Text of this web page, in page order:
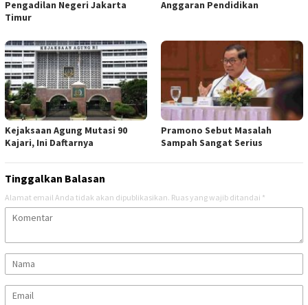
Pengadilan Negeri Jakarta
Timur
Anggaran Pendidikan
Kejaksaan Agung Mutasi 90
Kajari, Ini Daftarnya
Pramono Sebut Masalah
Sampah Sangat Serius
Tinggalkan Balasan
Alamat email Anda tidak akan dipublikasikan. Ruas yang wajib ditandai *